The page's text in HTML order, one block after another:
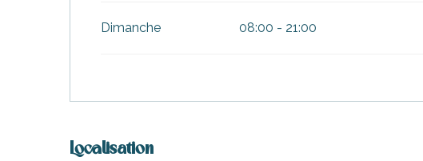
Dimanche 08:00 - 21:00
Localisation